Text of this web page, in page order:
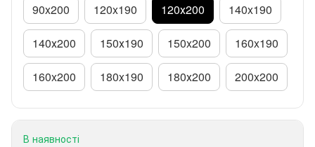
90x200 120x190 120х200 140x190
140х200 150х190 150x200 160x190
160x200 180x190 180х200 200x200
В наявності